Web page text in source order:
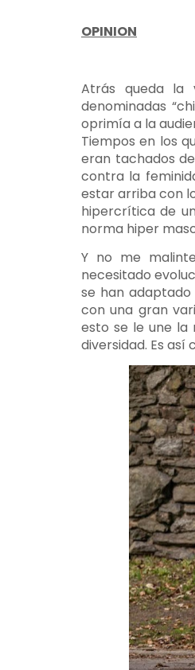
OPINION
Atrás queda la
denominadas
oprimía a la
Tiempos en los
eran tachados
contra la
estar arriba con
hipercrítica de
norma hiper
Y no me
necesitado
se han
con una gran
esto se le une la
diversidad. Es así